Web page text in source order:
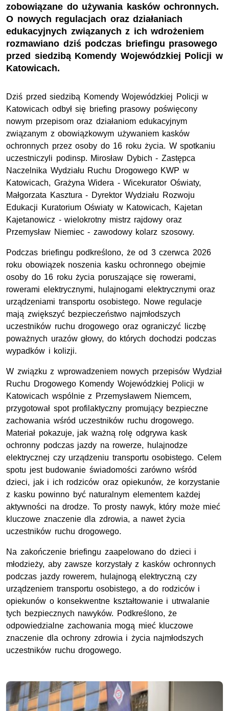
zobowiązane do używania kasków ochronnych.
O nowych regulacjach oraz działaniach
edukacyjnych związanych z ich wdrożeniem
rozmawiano dziś podczas briefingu prasowego
przed siedzibą Komendy Wojewódzkiej Policji w
Katowicach.
Dziś przed siedzibą Komendy Wojewódzkiej Policji w
Katowicach odbył się briefing prasowy poświęcony
nowym przepisom oraz działaniom edukacyjnym
związanym z obowiązkowym używaniem kasków
ochronnych przez osoby do 16 roku życia. W spotkaniu
uczestniczyli podinsp. Mirosław Dybich - Zastępca
Naczelnika Wydziału Ruchu Drogowego KWP w
Katowicach, Grażyna Widera - Wicekurator Oświaty,
Małgorzata Kasztura - Dyrektor Wydziału Rozwoju
Edukacji Kuratorium Oświaty w Katowicach, Kajetan
Kajetanowicz - wielokrotny mistrz rajdowy oraz
Przemysław Niemiec - zawodowy kolarz szosowy.
Podczas briefingu podkreślono, że od 3 czerwca 2026
roku obowiązek noszenia kasku ochronnego obejmie
osoby do 16 roku życia poruszające się rowerami,
rowerami elektrycznymi, hulajnogami elektrycznymi oraz
urządzeniami transportu osobistego. Nowe regulacje
mają zwiększyć bezpieczeństwo najmłodszych
uczestników ruchu drogowego oraz ograniczyć liczbę
poważnych urazów głowy, do których dochodzi podczas
wypadków i kolizji.
W związku z wprowadzeniem nowych przepisów Wydział
Ruchu Drogowego Komendy Wojewódzkiej Policji w
Katowicach wspólnie z Przemysławem Niemcem,
przygotował spot profilaktyczny promujący bezpieczne
zachowania wśród uczestników ruchu drogowego.
Materiał pokazuje, jak ważną rolę odgrywa kask
ochronny podczas jazdy na rowerze, hulajnodze
elektrycznej czy urządzeniu transportu osobistego. Celem
spotu jest budowanie świadomości zarówno wśród
dzieci, jak i ich rodziców oraz opiekunów, że korzystanie
z kasku powinno być naturalnym elementem każdej
aktywności na drodze. To prosty nawyk, który może mieć
kluczowe znaczenie dla zdrowia, a nawet życia
uczestników ruchu drogowego.
Na zakończenie briefingu zaapelowano do dzieci i
młodzieży, aby zawsze korzystały z kasków ochronnych
podczas jazdy rowerem, hulajnogą elektryczną czy
urządzeniem transportu osobistego, a do rodziców i
opiekunów o konsekwentne kształtowanie i utrwalanie
tych bezpiecznych nawyków. Podkreślono, że
odpowiedzialne zachowania mogą mieć kluczowe
znaczenie dla ochrony zdrowia i życia najmłodszych
uczestników ruchu drogowego.